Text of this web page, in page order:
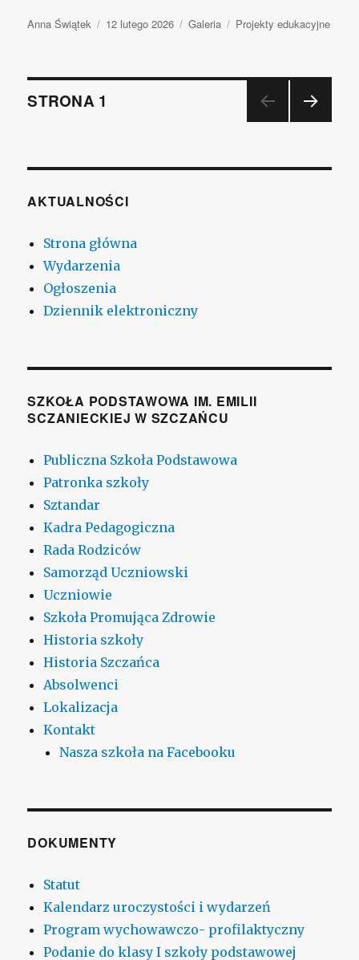
Autor
Anna Świątek Opublikowano
12 lutego 2026
Format
Galeria Kategorie
Projekty edukacyjne
Nawigacja
wpisach
STRONA 1
STR
AKTUALNOŚCI
Strona główna
Wydarzenia
Ogłoszenia
Dziennik elektroniczny
SZKOŁA PODSTAWOWA IM. EMILII
SCZANIECKIEJ W SZCZAŃCU
Publiczna Szkoła Podstawowa
Patronka szkoły
Sztandar
Kadra Pedagogiczna
Rada Rodziców
Samorząd Uczniowski
Uczniowie
Szkoła Promująca Zdrowie
Historia szkoły
Historia Szczańca
Absolwenci
Lokalizacja
Kontakt
Nasza szkoła na Facebooku
DOKUMENTY
Statut
Kalendarz uroczystości i wydarzeń
Program wychowawczo- profilaktyczny
Podanie do klasy I szkoły podstawowej